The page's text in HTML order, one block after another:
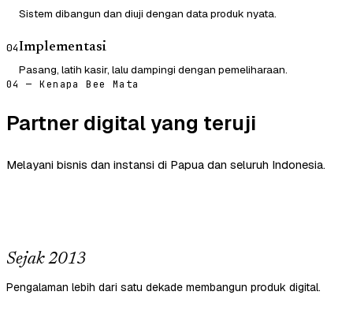
Sistem dibangun dan diuji dengan data produk nyata.
04Implementasi
Pasang, latih kasir, lalu dampingi dengan pemeliharaan.
04 — Kenapa Bee Mata
Partner digital yang teruji
Melayani bisnis dan instansi di Papua dan seluruh Indonesia.
Sejak 2013
Pengalaman lebih dari satu dekade membangun produk digital.